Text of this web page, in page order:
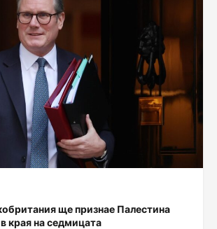
ще признае Палестина
края на седмицата